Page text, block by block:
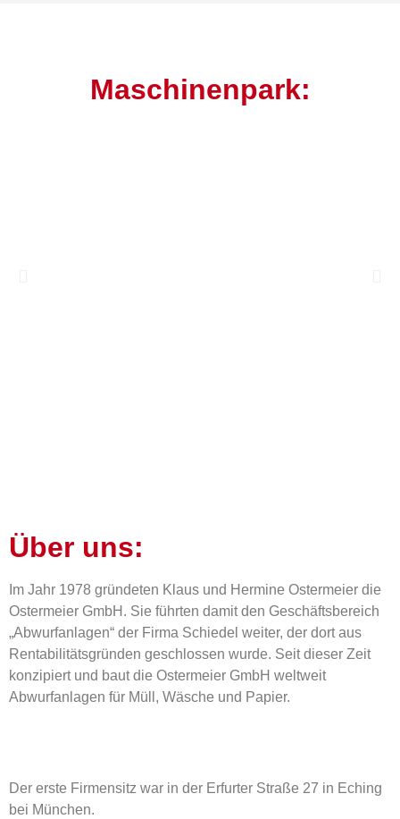
Maschinenpark:
Über uns:
Im Jahr 1978 gründeten Klaus und Hermine Ostermeier die
Ostermeier GmbH. Sie führten damit den Geschäftsbereich
„Abwurfanlagen“ der Firma Schiedel weiter, der dort aus
Rentabilitätsgründen geschlossen wurde. Seit dieser Zeit
konzipiert und baut die Ostermeier GmbH weltweit
Abwurfanlagen für Müll, Wäsche und Papier.
Der erste Firmensitz war in der Erfurter Straße 27 in Eching
bei München.